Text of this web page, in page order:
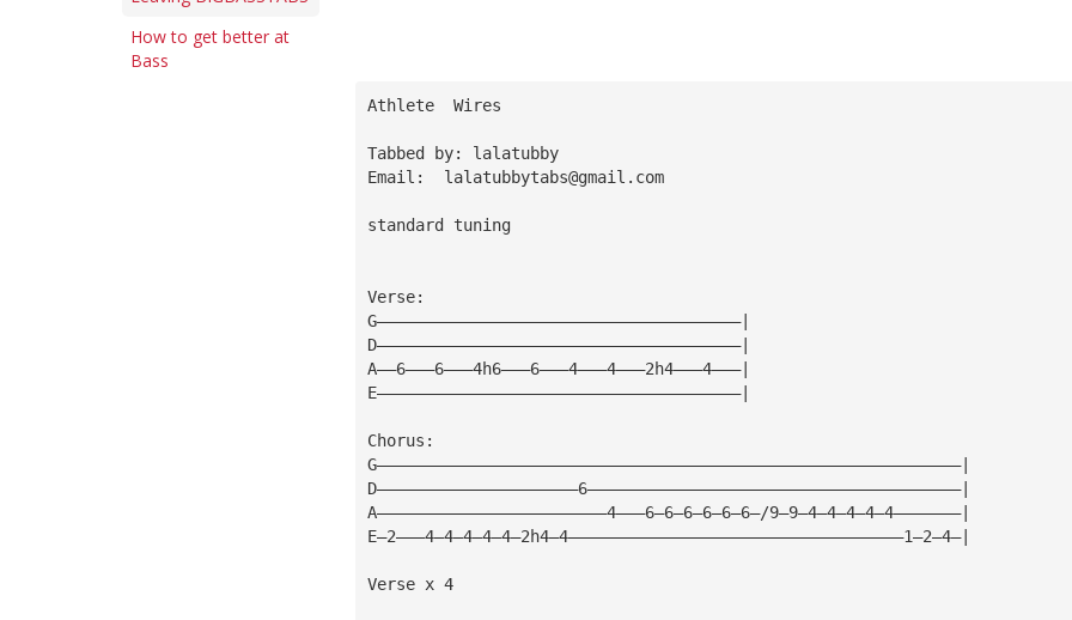
How to get better at
Bass
Athlete  Wires
Tabbed by: lalatubby
Email: lalatubbytabs@gmail.com
standard tuning
Verse:
G——————————————————————————————————————|
D——————————————————————————————————————|
A——6———6———4h6———6———4———4———2h4———4———|
E——————————————————————————————————————|
Chorus:
G—————————————————————————————————————————————————————————————|
D—————————————————————6———————————————————————————————————————|
A————————————————————————4———6—6—6—6—6—6—/9—9—4—4—4—4—4———————|
E—2———4—4—4—4—4—2h4—4———————————————————————————————————1—2—4—|
Verse x 4